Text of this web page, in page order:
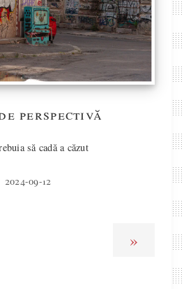
perspectivă
să cadă a căzut
2024-09-12
»